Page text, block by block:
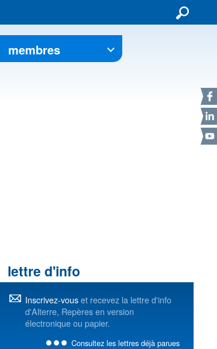
membres
lettre d'info
Inscrivez-vouset recevez la lettre d'info
d'Alterre, Repères en version
électronique ou papier.
Consultez les lettres déjà parues